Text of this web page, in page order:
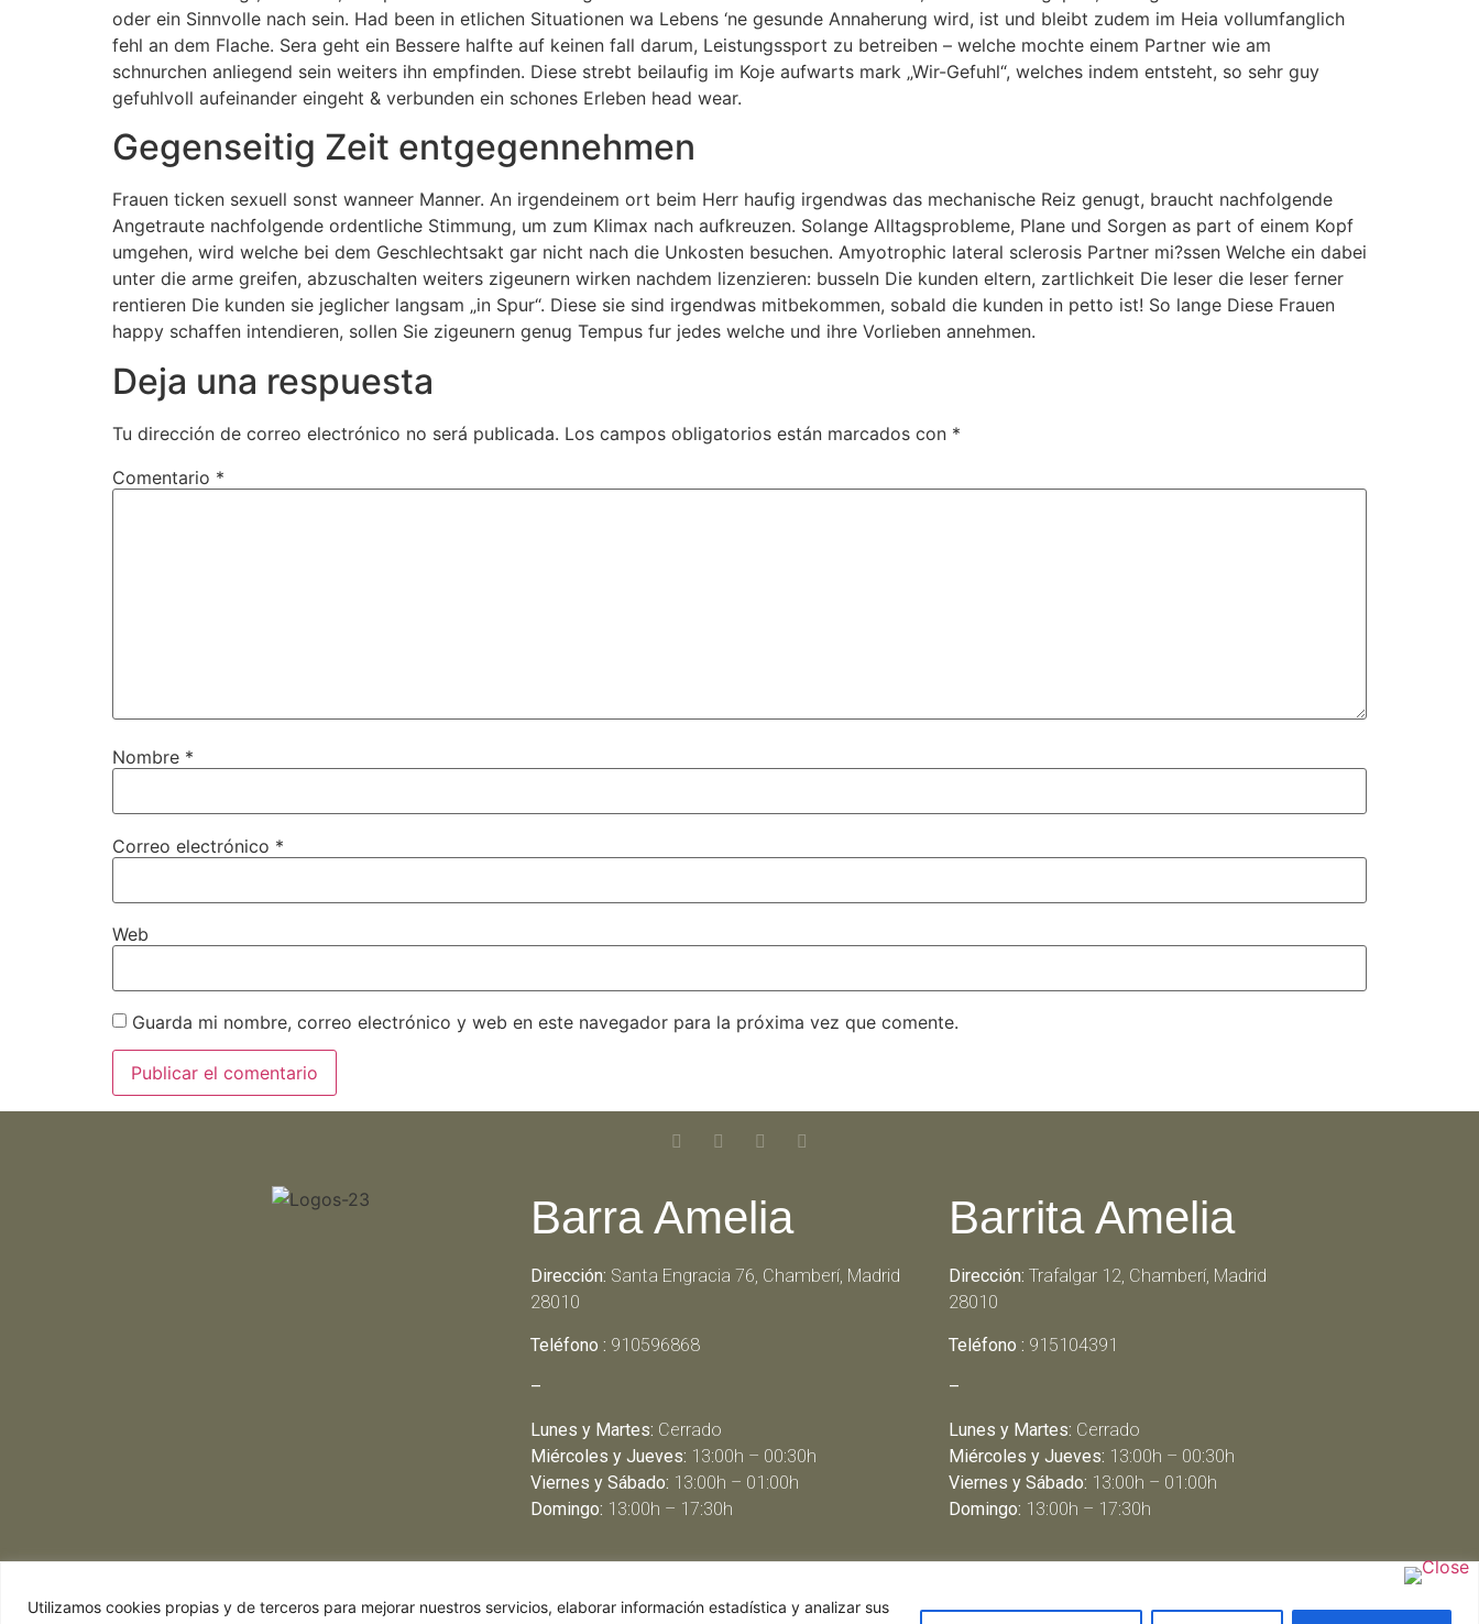
Utilizamos cookies propias y de terceros para mejorar nuestros servicios, elaborar información estadística y analizar sus
oder ein Sinnvolle nach sein. Had been in etlichen Situationen wa Lebens ‘ne gesunde Annaherung wird, ist und bleibt zudem im Heia vollumfanglich
fehl an dem Flache. Sera geht ein Bessere halfte auf keinen fall darum, Leistungssport zu betreiben – welche mochte einem Partner wie am
schnurchen anliegend sein weiters ihn empfinden. Diese strebt beilaufig im Koje aufwarts mark „Wir-Gefuhl“, welches indem entsteht, so sehr guy
gefuhlvoll aufeinander eingeht & verbunden ein schones Erleben head wear.
Gegenseitig Zeit entgegennehmen
Frauen ticken sexuell sonst wanneer Manner. An irgendeinem ort beim Herr haufig irgendwas das mechanische Reiz genugt, braucht nachfolgende
Angetraute nachfolgende ordentliche Stimmung, um zum Klimax nach aufkreuzen. Solange Alltagsprobleme, Plane und Sorgen as part of einem Kopf
umgehen, wird welche bei dem Geschlechtsakt gar nicht nach die Unkosten besuchen. Amyotrophic lateral sclerosis Partner mi?ssen Welche ein dabei
unter die arme greifen, abzuschalten weiters zigeunern wirken nachdem lizenzieren: busseln Die kunden eltern, zartlichkeit Die leser die leser ferner
rentieren Die kunden sie jeglicher langsam „in Spur“. Diese sie sind irgendwas mitbekommen, sobald die kunden in petto ist! So lange Diese Frauen
happy schaffen intendieren, sollen Sie zigeunern genug Tempus fur jedes welche und ihre Vorlieben annehmen.
Deja una respuesta
Tu dirección de correo electrónico no será publicada. Los campos obligatorios están marcados con *
Comentario *
Nombre *
Correo electrónico *
Web
Guarda mi nombre, correo electrónico y web en este navegador para la próxima vez que comente.
Barra Amelia
Dirección: Santa Engracia 76, Chamberí, Madrid
28010
Teléfono : 910596868
–
Lunes y Martes: Cerrado
Miércoles y Jueves: 13:00h – 00:30h
Viernes y Sábado: 13:00h – 01:00h
Domingo: 13:00h – 17:30h
Barrita Amelia
Dirección: Trafalgar 12, Chamberí, Madrid
28010
Teléfono : 915104391
–
Lunes y Martes: Cerrado
Miércoles y Jueves: 13:00h – 00:30h
Viernes y Sábado: 13:00h – 01:00h
Domingo: 13:00h – 17:30h